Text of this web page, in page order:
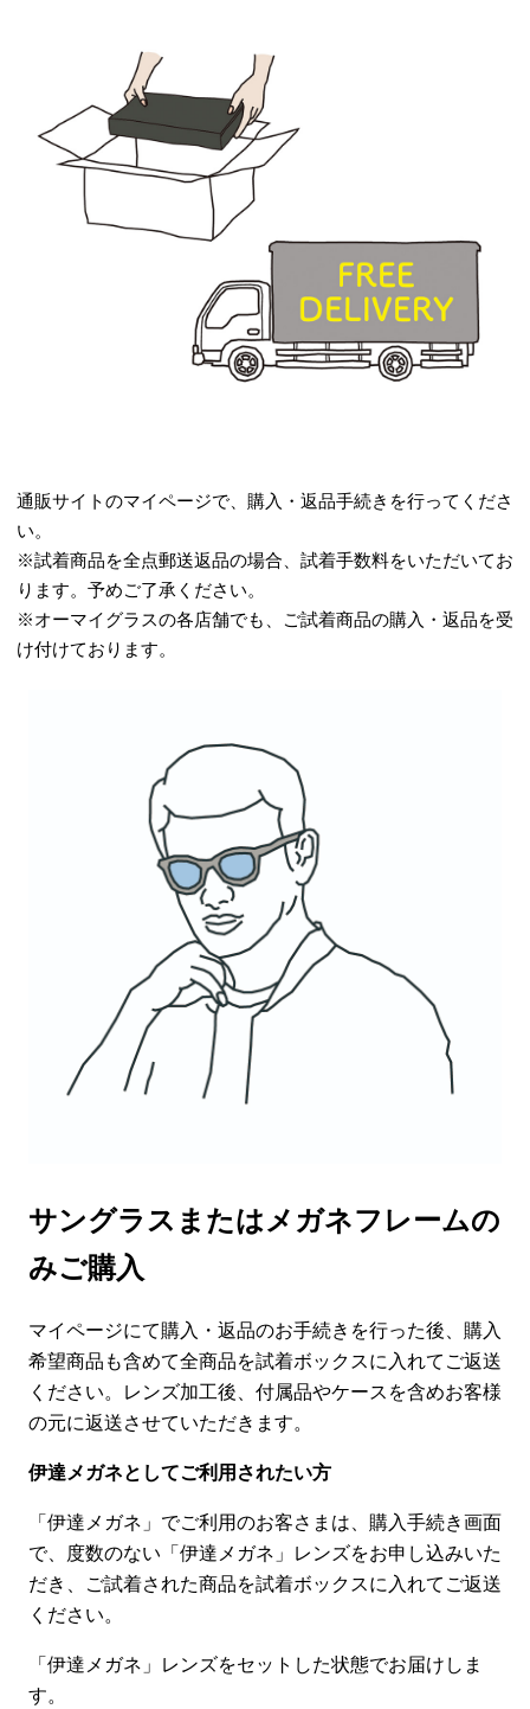
通販サイトのマイページで、購入・返品手続きを行ってくださ
い。
※試着商品を全点郵送返品の場合、試着手数料をいただいてお
ります。予めご了承ください。
※オーマイグラスの各店舗でも、ご試着商品の購入・返品を受
け付けております。
サングラスまたはメガネフレームの
みご購入
マイページにて購入・返品のお手続きを行った後、購入
希望商品も含めて全商品を試着ボックスに入れてご返送
ください。レンズ加工後、付属品やケースを含めお客様
の元に返送させていただきます。
伊達メガネとしてご利用されたい方
「伊達メガネ」でご利用のお客さまは、購入手続き画面
で、度数のない「伊達メガネ」レンズをお申し込みいた
だき、ご試着された商品を試着ボックスに入れてご返送
ください。
「伊達メガネ」レンズをセットした状態でお届けしま
す。